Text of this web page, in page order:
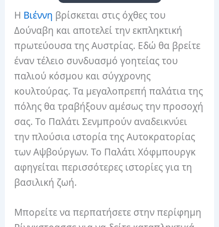
Η Βιέννη βρίσκεται στις όχθες του
Δούναβη και αποτελεί την εκπληκτική
πρωτεύουσα της Αυστρίας. Εδώ θα βρείτε
έναν τέλειο συνδυασμό γοητείας του
παλιού κόσμου και σύγχρονης
κουλτούρας. Τα μεγαλοπρεπή παλάτια της
πόλης θα τραβήξουν αμέσως την προσοχή
σας. Το Παλάτι Σενμπρούν αναδεικνύει
την πλούσια ιστορία της Αυτοκρατορίας
των Αψβούργων. Το Παλάτι Χόφμπουργκ
αφηγείται περισσότερες ιστορίες για τη
βασιλική ζωή.
Μπορείτε να περπατήσετε στην περίφημη